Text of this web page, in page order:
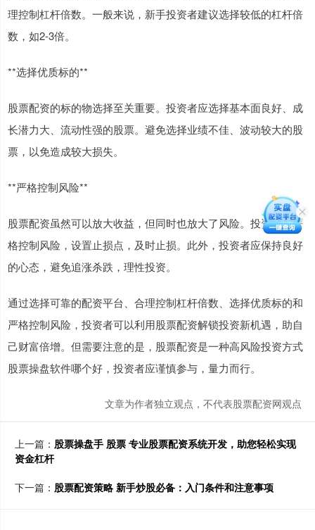
理控制杠杆倍数。一般来说，新手投资者建议选择较低的杠杆倍
数，如2-3倍。
**选择优质标的**
股票配资的标的物选择至关重要。投资者应选择基本面良好、成
长潜力大、流动性强的股票。避免选择业绩不佳、波动较大的股
票，以免造成较大损失。
**严格控制风险**
股票配资虽然可以放大收益，但同时也放大了风险。投资者应严
格控制风险，设置止损点，及时止损。此外，投资者应保持良好
的心态，避免追涨杀跌，理性投资。
通过选择可靠的配资平台、合理控制杠杆倍数、选择优质标的和
严格控制风险，投资者可以利用股票配资解锁投资新机遇，助自
己财富倍增。但需要注意的是，股票配资是一种高风险投资方式
股票操盘软件哪个好，投资者应谨慎参与，量力而行。
文章为作者独立观点，不代表股票配资网观点
上一篇： 股票操盘手 股票 专业股票配资系统开发，助您轻松实现
资金杠杆
下一篇： 股票配资策略 新手炒股必备：入门条件和注意事项